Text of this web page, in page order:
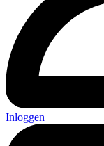
Inloggen